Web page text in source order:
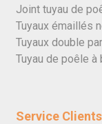
Joint tuyau de
Tuyaux émaillés
Tuyaux double
Tuyau de poêle
Service Clients